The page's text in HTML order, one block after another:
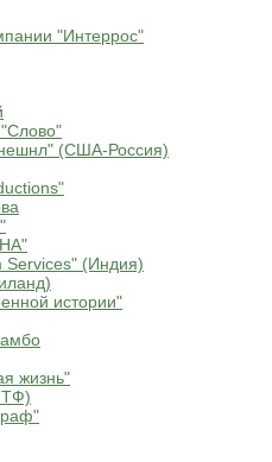
"Интеррос"
(США-Россия)
Services" (Индия)
истории"
жизнь"